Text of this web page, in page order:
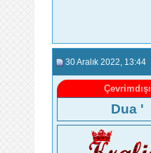
30 Aralık 2022 , 13:44
Çevrimdışı
Dua '